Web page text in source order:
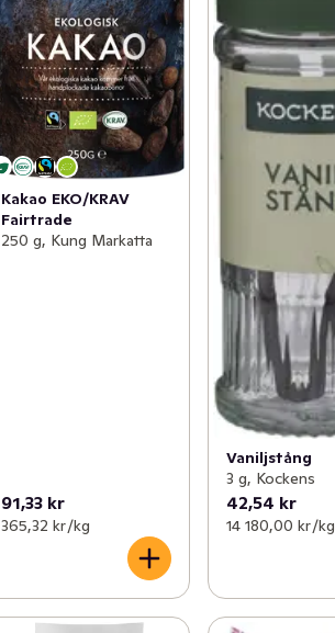
Kakao EKO/KRAV
Fairtrade
250 g, Kung Markatta
91,33 kr
365,32 kr /kg
Vaniljstång
3 g, Kockens
42,54 kr
14 180,00 kr /kg